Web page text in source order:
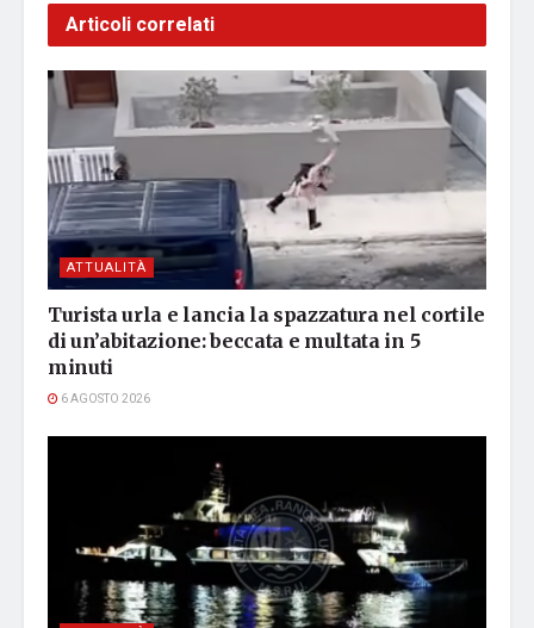
Articoli correlati
ATTUALITÀ
Turista urla e lancia la spazzatura nel cortile
di un’abitazione: beccata e multata in 5
minuti
6 AGOSTO 2026